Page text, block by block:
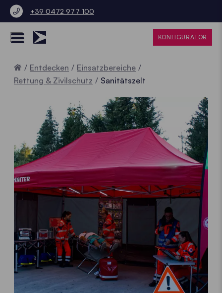
+39 0472 977 100
KONFIGURATOR
Home
Entdecken
Einsatzbereiche
Rettung & Zivilschutz
Sanitätszelt